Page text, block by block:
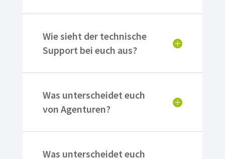
Wie sieht der technische
Support bei euch aus?
Was unterscheidet euch
von Agenturen?
Was unterscheidet euch